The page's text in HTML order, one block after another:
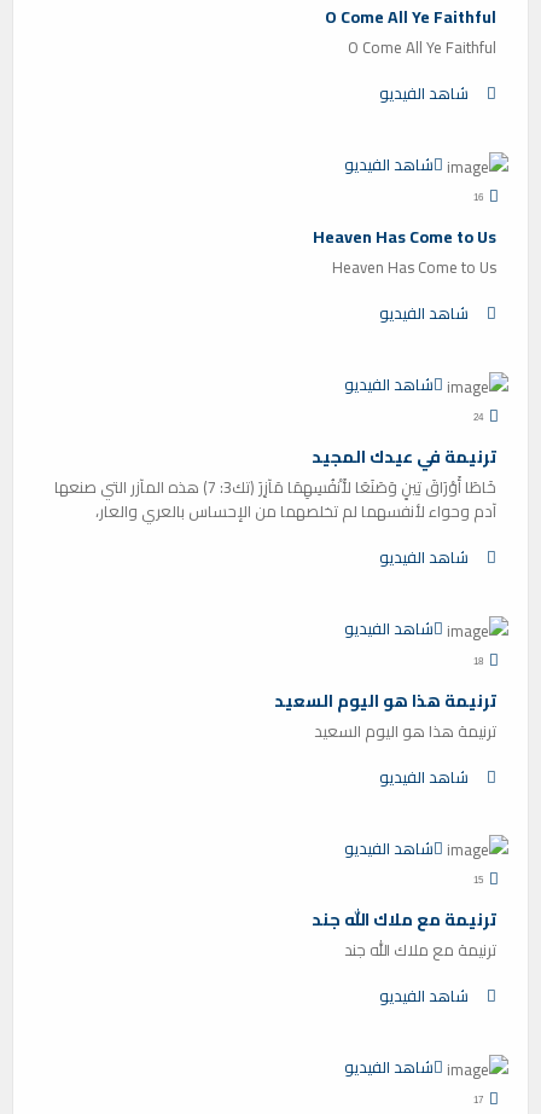
O Come All Ye Faithful
O Come All Ye Faithful
شاهد الفيديو
شاهد الفيديو
16
Heaven Has Come to Us
Heaven Has Come to Us
شاهد الفيديو
شاهد الفيديو
24
ترنيمة في عيدك المجيد
خَاطَا أَوْرَاقَ تِينٍ وَصَنَعَا لأَنْفُسِهِمَا مَآزِرَ (تك3: 7) هذه المآزر التي صنعها
آدم وحواء لأنفسهما لم تخلصهما من الإحساس بالعري والعار،
شاهد الفيديو
شاهد الفيديو
18
ترنيمة هذا هو اليوم السعيد
ترنيمة هذا هو اليوم السعيد
شاهد الفيديو
شاهد الفيديو
15
ترنيمة مع ملاك الله جند
ترنيمة مع ملاك الله جند
شاهد الفيديو
شاهد الفيديو
17